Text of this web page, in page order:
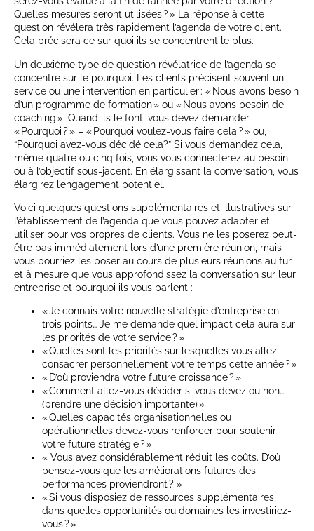
Quelles mesures seront utilisées ? » La réponse à cette
question révélera très rapidement l’agenda de votre client.
Cela précisera ce sur quoi ils se concentrent le plus.
Un deuxième type de question révélatrice de l’agenda se
concentre sur le pourquoi. Les clients précisent souvent un
service ou une intervention en particulier : « Nous avons besoin
d’un programme de formation » ou « Nous avons besoin de
coaching ». Quand ils le font, vous devez demander
« Pourquoi ? » – « Pourquoi voulez-vous faire cela ? » ou,
“Pourquoi avez-vous décidé cela?” Si vous demandez cela,
même quatre ou cinq fois, vous vous connecterez au besoin
ou à l’objectif sous-jacent. En élargissant la conversation, vous
élargirez l’engagement potentiel.
Voici quelques questions supplémentaires et illustratives sur
l’établissement de l’agenda que vous pouvez adapter et
utiliser pour vos propres de clients. Vous ne les poserez peut-
être pas immédiatement lors d’une première réunion, mais
vous pourriez les poser au cours de plusieurs réunions au fur
et à mesure que vous approfondissez la conversation sur leur
entreprise et pourquoi ils vous parlent :
« Je connais votre nouvelle stratégie d’entreprise en
trois points… Je me demande quel impact cela aura sur
les priorités de votre service ? »
« Quelles sont les priorités sur lesquelles vous allez
consacrer personnellement votre temps cette année ? »
« D’où proviendra votre future croissance ? »
« Comment allez-vous décider si vous devez ou non…
(prendre une décision importante) »
« Quelles capacités organisationnelles ou
opérationnelles devez-vous renforcer pour soutenir
votre future stratégie ? »
« Vous avez considérablement réduit les coûts. D’où
pensez-vous que les améliorations futures des
performances proviendront ? »
« Si vous disposiez de ressources supplémentaires,
dans quelles opportunités ou domaines les investiriez-
vous ? »